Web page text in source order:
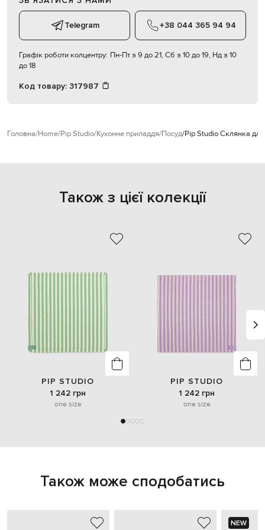
Telegram +38 044 365 94 94
Графік роботи колцентру: Пн-Пт з 9 до 21, Сб з 10 до 19, Нд з 10
до 18
Код товару: 317987
Головна Home Pip Studio Кухонне приладдя Посуд Pip Studio Склянка
Також з цієї колекції
PIP STUDIO
1 242 грн
one size
PIP STUDIO
1 242 грн
one size
Також може сподобатись
NEW